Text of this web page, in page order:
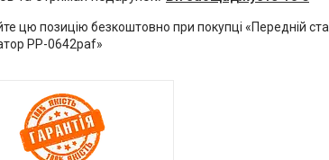
цю позицію безкоштовно при покупці «Передній
PP-0642paf»